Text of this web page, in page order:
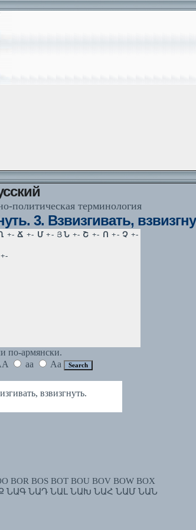
политическая терминология
3. Взвизгивать,
по-армянски.
aa
Aa
взвизгнуть.
BOR BOS BOT BOU BOV BOW BOX
ՆԱԳ ՆԱԴ ՆԱԼ ՆԱԽ ՆԱՀ ՆԱՄ ՆԱՆ